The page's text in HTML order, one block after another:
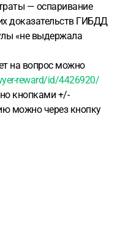
— оспаривание
доказательств ГИБДД
«не выдержала
на вопрос можно
reward/id/4426920/
кнопками +/-
можно через кнопку